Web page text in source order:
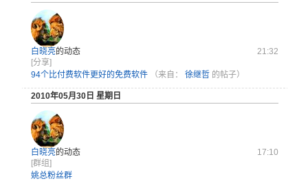
白晓亮的动态
21:32
[分享]
94个比付费软件更好的免费软件
（来自： 徐继哲 的帖子）
2010年05月30日 星期日
白晓亮的动态
17:10
[群组]
姚总粉丝群